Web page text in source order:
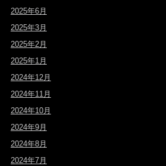
2025年6月
2025年3月
2025年2月
2025年1月
2024年12月
2024年11月
2024年10月
2024年9月
2024年8月
2024年7月